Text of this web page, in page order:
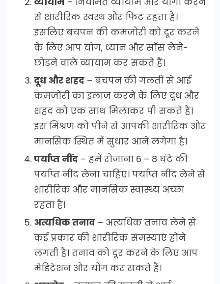
से शारीरिक स्वस्थ और फिट रहता है।
इसलिए बचपन की कमजोरी को दूर करने
के लिए आप योग, ध्यान और साँस लेने-
छोड़ने वाले व्यायाम कर सकते हैं।
दूध और शहद – बचपन की गलती से आई
कमजोरी का इलाज करने के लिए दूध और
शहद को एक साथ मिलाकर पी सकते है।
इस मिश्रण को पीने से आपकी शारीरिक और
मानसिक स्थित में सुधार आने लगेगा है।
पर्याप्त नींद – हमें रोजाना 6 – 8 घंटे की
पर्याप्त नींद लेना चाहिए। पर्याप्त नींद लेने से
शारीरिक और मानसिक स्वास्थ्य अच्छा
रहता है।
अत्यधिक तनाव – अत्यधिक तनाव लेने से
कई प्रकार की शारीरिक समस्याएं होने
लगती है। तनाव को दूर करने के लिए आप
मेडिटेशन और योग कर सकते हैं।